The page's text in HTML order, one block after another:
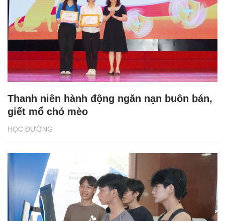
HỌC ĐƯỜNG
Thanh niên hành động ngăn nạn buôn bán,
giết mổ chó mèo